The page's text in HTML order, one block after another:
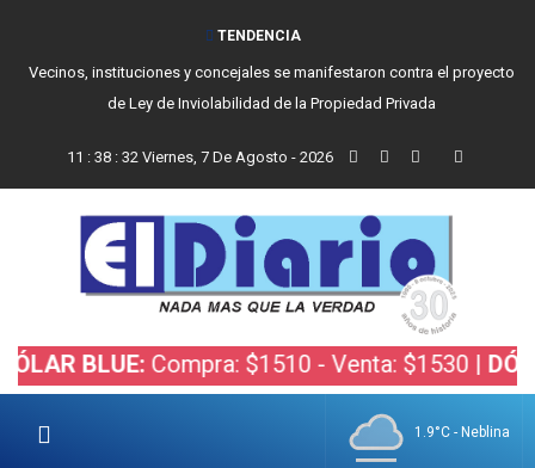
TENDENCIA
Vecinos, instituciones y concejales se manifestaron contra el proyecto
de Ley de Inviolabilidad de la Propiedad Privada
11 : 38: 32 Viernes, 7 De Agosto - 2026
BLUE: Compra: $1510 - Venta: $1530 |DÓLAR
1.9°C - Neblina